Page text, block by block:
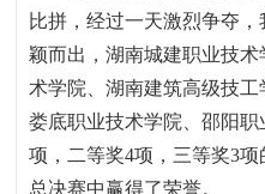
比拼，经过一天激烈争夺
颖而出，湖南城建职业技
术学院、湖南建筑高级技工
娄底职业技术学院、邵阳
项，二等奖4项，三等奖3项
总决赛中赢得了荣誉。